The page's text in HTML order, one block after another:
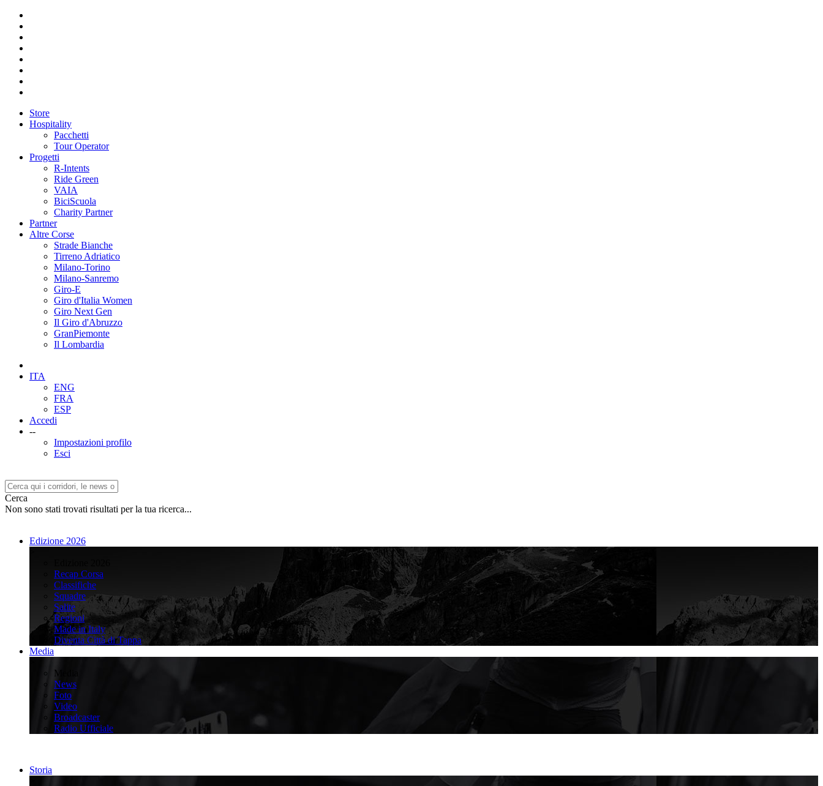
Store
Hospitality
Pacchetti
Tour Operator
Progetti
R-Intents
Ride Green
VAIA
BiciScuola
Charity Partner
Partner
Altre Corse
Strade Bianche
Tirreno Adriatico
Milano-Torino
Milano-Sanremo
Giro-E
Giro d'Italia Women
Giro Next Gen
Il Giro d'Abruzzo
GranPiemonte
Il Lombardia
ITA
ENG
FRA
ESP
Accedi
--
Impostazioni profilo
Esci
Cerca
Non sono stati trovati risultati per la tua ricerca...
Edizione 2026
Recap Corsa
Classifiche
Squadre
Salite
Regioni
Made in Italy
Diventa Città di Tappa
Media
Media
News
Foto
Video
Broadcaster
Radio Ufficiale
Storia